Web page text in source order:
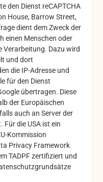
den Dienst reCAPTCHA
House, Barrow Street,
dient dem Zweck der
einen Menschen oder
Verarbeitung. Dazu wird
und dort
die IP-Adresse und
für den Dienst
übertragen. Diese
der Europäischen
auch an Server der
Für die USA ist ein
Kommission
Privacy Framework
TADPF zertifiziert und